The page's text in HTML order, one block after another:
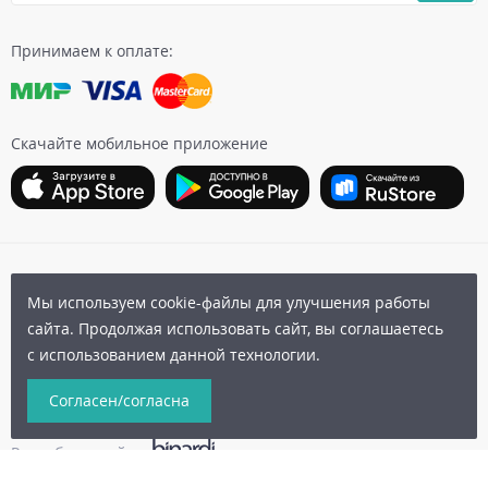
Принимаем к оплате:
Скачайте мобильное приложение
© 2006-2026 Архыз Сервис
соглашение |Политика конфиденциальности |
Публичная оферта
Разработка сайта:
Мы используем cookie-файлы для улучшения работы
сайта. Продолжая использовать сайт, вы соглашаетесь
с использованием данной технологии.
Согласен/согласна